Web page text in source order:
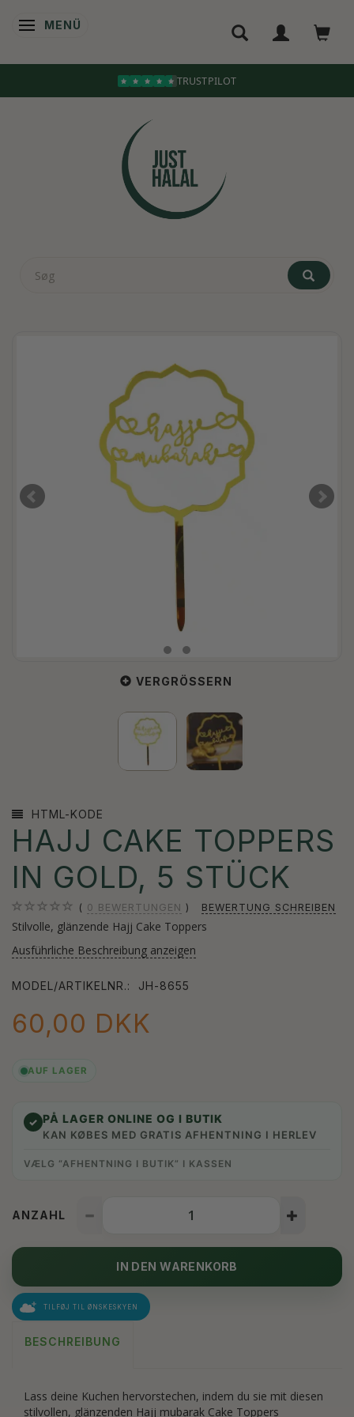
ANZEIGE ÄNDERN
MENÜ
TRUSTPILOT
VERGRÖSSERN
HTML-KODE
HAJJ CAKE TOPPERS
IN GOLD, 5 STÜCK
0 BEWERTUNGEN BEWERTUNG SCHREIBEN
Stilvolle, glänzende Hajj Cake Toppers
Ausführliche Beschreibung anzeigen
MODEL/ARTIKELNR.: JH-8655
60,00 DKK
AUF LAGER
✓ PÅ LAGER ONLINE OG I BUTIK
KAN KØBES MED GRATIS AFHENTNING I HERLEV
VÆLG “AFHENTNING I BUTIK” I KASSEN
ANZAHL
IN DEN WARENKORB
TILFØJ TIL ØNSKESKYEN
BESCHREIBUNG
Lass deine Kuchen hervorstechen, indem du sie mit diesen
stilvollen, glänzenden Hajj mubarak Cake Toppers